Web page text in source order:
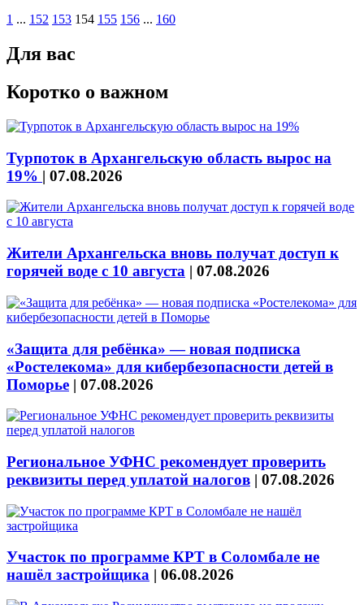
1 ... 152 153 154 155 156 ... 160
Для вас
Коротко о важном
Турпоток в Архангельскую область вырос на
19% | 07.08.2026
Жители Архангельска вновь получат доступ к
горячей воде с 10 августа | 07.08.2026
«Защита для ребёнка» — новая подписка
«Ростелекома» для кибербезопасности детей в
Поморье | 07.08.2026
Региональное УФНС рекомендует проверить
реквизиты перед уплатой налогов | 07.08.2026
Участок по программе КРТ в Соломбале не
нашёл застройщика | 06.08.2026